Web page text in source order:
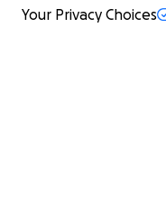
Your Privacy Choices